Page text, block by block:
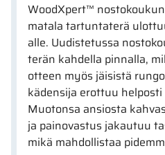
WoodXpert™
matala tartuntaterä
alle. Uudistetussa
terän kahdella pinnalla,
otteen myös jäisistä
kädensija erottuu
Muotonsa ansiosta
ja painovastus jakautuu
mikä mahdollistaa